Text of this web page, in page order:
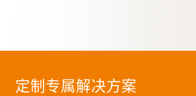
定制专属解决方案